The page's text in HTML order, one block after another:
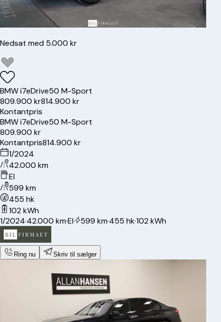
Nedsat med 5.000 kr
BMWi7eDrive50 M-Sport
809.900 kr814.900 kr
Kontantpris
BMWi7eDrive50 M-Sport
809.900 kr
Kontantpris814.900 kr
1/2024
42.000 km
El
599 km
455 hk
102 kWh
1/2024·42.000 km·El· 599 km·455 hk·102 kWh
Ring nu Skriv til sælger